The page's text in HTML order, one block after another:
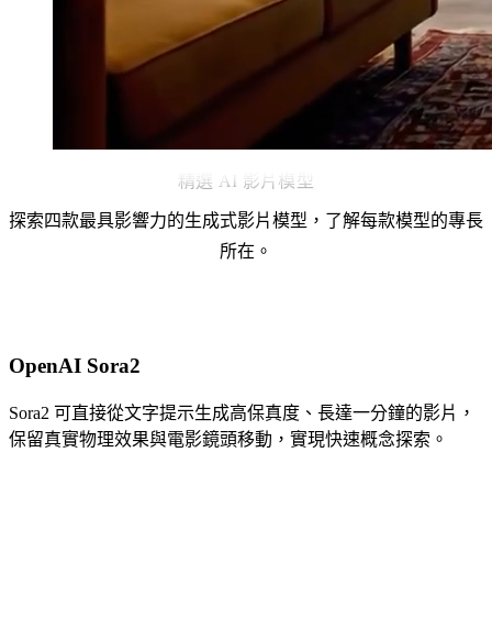
精選 AI 影片模型
探索四款最具影響力的生成式影片模型，了解每款模型的專長
所在。
OpenAI Sora2
Sora2 可直接從文字提示生成高保真度、長達一分鐘的影片，
保留真實物理效果與電影鏡頭移動，實現快速概念探索。